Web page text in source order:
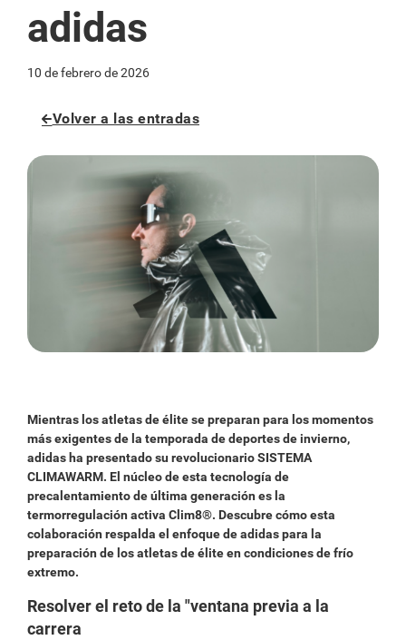
adidas
10 de febrero de 2026
Volver a las entradas
Mientras los atletas de élite se preparan para los momentos
más exigentes de la temporada de deportes de invierno,
adidas ha presentado su revolucionario SISTEMA
CLIMAWARM. El núcleo de esta tecnología de
precalentamiento de última generación es la
termorregulación activa Clim8®. Descubre cómo esta
colaboración respalda el enfoque de adidas para la
preparación de los atletas de élite en condiciones de frío
extremo.
Resolver el reto de la "ventana previa a la
carrera